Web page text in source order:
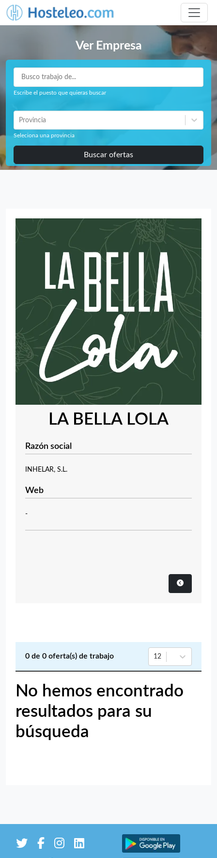
Ver Empresa
Escribe el puesto que quieras buscar
Provincia
Seleciona una provincia
Buscar ofertas
LA BELLA LOLA
Razón social
INHELAR, S.L.
Web
-
0 de 0 oferta(s) de trabajo 12
No hemos encontrado
resultados para su
búsqueda